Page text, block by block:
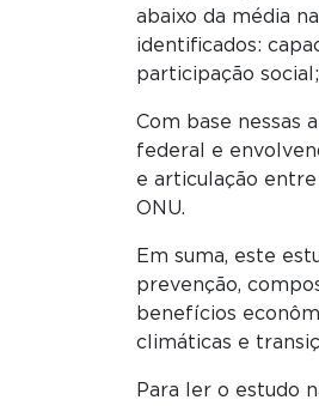
abaixo da média
identificados:
participação
Com base nessas
federal e
e articulação
ONU.
Em suma, este
prevenção,
benefícios
climáticas e
Para ler o estudo